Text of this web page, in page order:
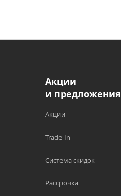
Акции
и предложения
Акции
Trade-In
Система скидок
Рассрочка